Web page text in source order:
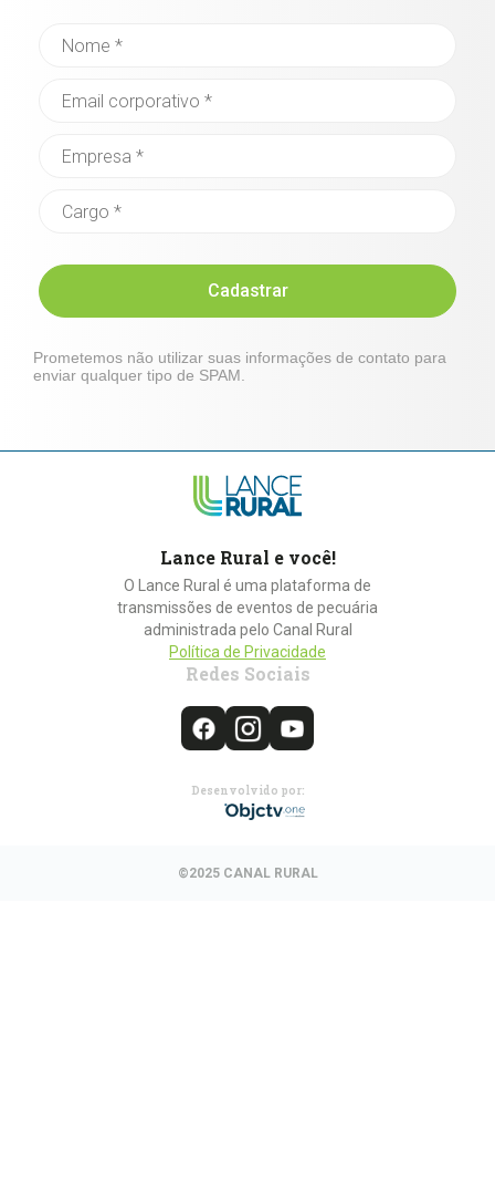
Cadastrar
Prometemos não utilizar suas informações de contato para
enviar qualquer tipo de SPAM.
Lance Rural e você!
O Lance Rural é uma plataforma de
transmissões de eventos de pecuária
administrada pelo Canal Rural
Política de Privacidade
Redes Sociais
Desenvolvido por:
©2025 CANAL RURAL